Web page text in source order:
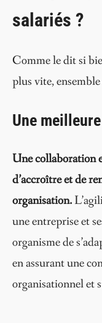
salariés ?
Comme le dit si
plus vite,
Une
Une collaboration
d’accroître et de
organisation.
une entreprise et
organisme de
en assurant une
organisationnel et